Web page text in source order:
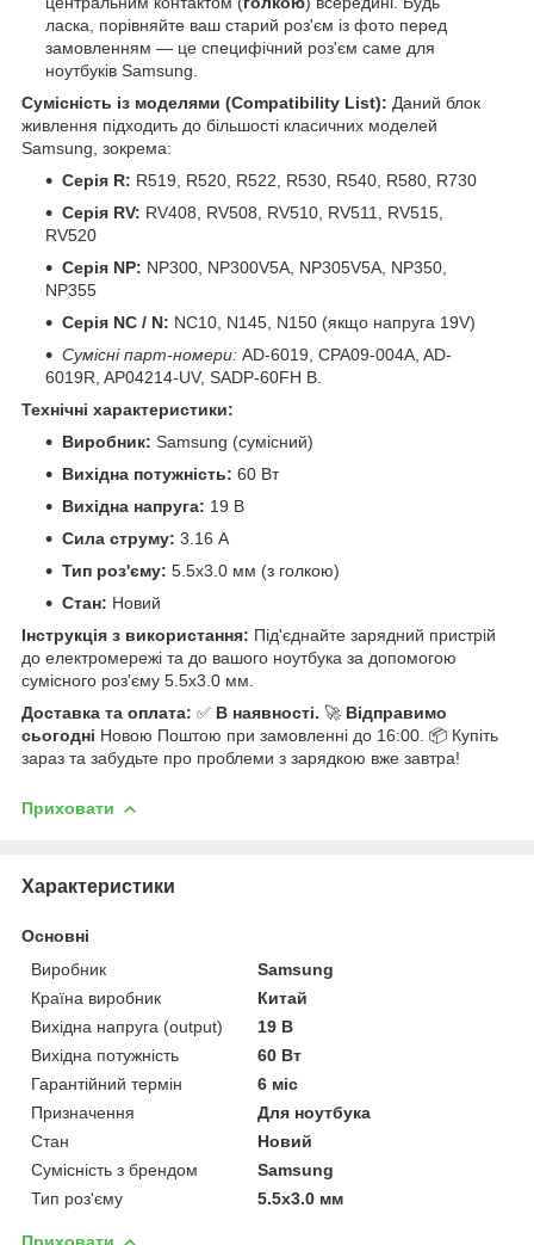
ласка, порівняйте ваш старий роз'єм із фото перед
замовленням — це специфічний роз'єм саме для
ноутбуків Samsung.
Сумісність із моделями (Compatibility List): Даний блок
живлення підходить до більшості класичних моделей
Samsung, зокрема:
Серія R: R519, R520, R522, R530, R540, R580, R730
Серія RV: RV408, RV508, RV510, RV511, RV515,
RV520
Серія NP: NP300, NP300V5A, NP305V5A, NP350,
NP355
Серія NC / N: NC10, N145, N150 (якщо напруга 19V)
Сумісні парт-номери: AD-6019, CPA09-004A, AD-
6019R, AP04214-UV, SADP-60FH B.
Технічні характеристики:
Виробник: Samsung (сумісний)
Вихідна потужність: 60 Вт
Вихідна напруга: 19 В
Сила струму: 3.16 А
Тип роз'єму: 5.5x3.0 мм (з голкою)
Стан: Новий
Інструкція з використання: Під'єднайте зарядний пристрій
до електромережі та до вашого ноутбука за допомогою
сумісного роз'єму 5.5x3.0 мм.
Доставка та оплата: ✅ В наявності. 🚀 Відправимо
сьогодні Новою Поштою при замовленні до 16:00. 📦 Купіть
зараз та забудьте про проблеми з зарядкою вже завтра!
Приховати
Характеристики
Основні
Виробник
Samsung
Країна виробник
Китай
Вихідна напруга (output)
19 В
Вихідна потужність
60 Вт
Гарантійний термін
6 міс
Призначення
Для ноутбука
Стан
Новий
Сумісність з брендом
Samsung
Тип роз'єму
5.5x3.0 мм
Приховати